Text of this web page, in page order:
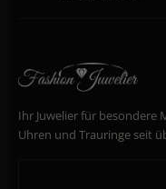
Ihr Juwelier für besondere
Uhren und Trauringe seit